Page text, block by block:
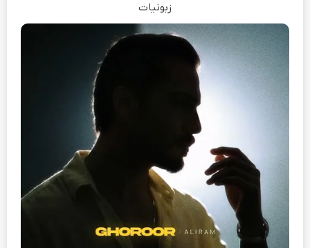
زبونیات